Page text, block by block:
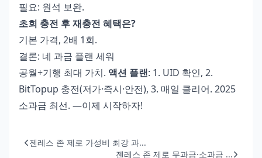
필요: 원석 보완.
초회 충전 후 재충전 혜택은?
기본 가격, 2배 1회.
결론: 네 과금 플랜 세워
공월+기행 최대 가치. 액션 플랜: 1. UID 확인, 2.
BitTopup 충전(저가·즉시·안전), 3. 매일 클리어. 2025
소과금 최선. —이제 시작하자!
젠레스 존 제로 가성비 최강 과...
젠레스 존 제로 무과금·소과금 ...